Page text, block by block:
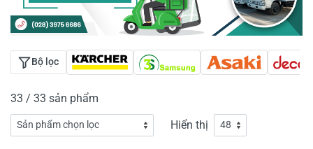
Bộ lọc
33 / 33 sản phẩm
Hiển thị